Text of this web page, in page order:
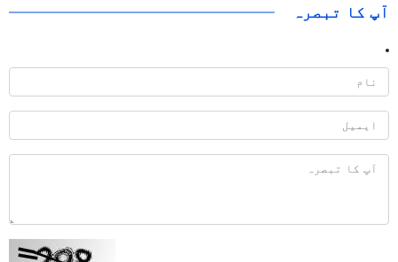
آپ کا تبصرہ